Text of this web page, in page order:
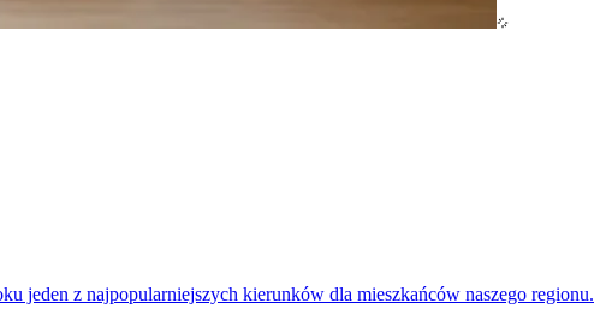
jeden z najpopularniejszych kierunków dla mieszkańców naszego regionu.